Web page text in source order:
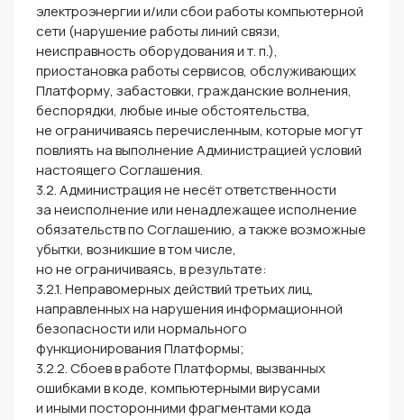
электроэнергии и/или сбои работы компьютерной
сети (нарушение работы линий связи,
неисправность оборудования и т. п.),
приостановка работы сервисов, обслуживающих
Платформу, забастовки, гражданские волнения,
беспорядки, любые иные обстоятельства,
не ограничиваясь перечисленным, которые могут
повлиять на выполнение Администрацией условий
настоящего Соглашения.
3.2. Администрация не несёт ответственности
за неисполнение или ненадлежащее исполнение
обязательств по Соглашению, а также возможные
убытки, возникшие в том числе,
но не ограничиваясь, в результате:
3.2.1. Неправомерных действий третьих лиц,
направленных на нарушения информационной
безопасности или нормального
функционирования Платформы;
3.2.2. Сбоев в работе Платформы, вызванных
ошибками в коде, компьютерными вирусами
и иными посторонними фрагментами кода